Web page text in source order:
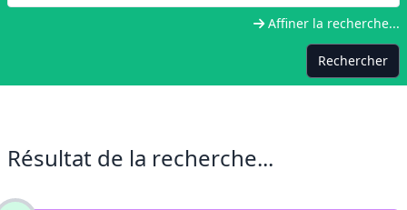
Affiner la recherche...
Rechercher
Résultat de la recherche...